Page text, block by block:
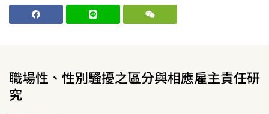
職場性、性別騷擾之區分與相應雇主責任研
究